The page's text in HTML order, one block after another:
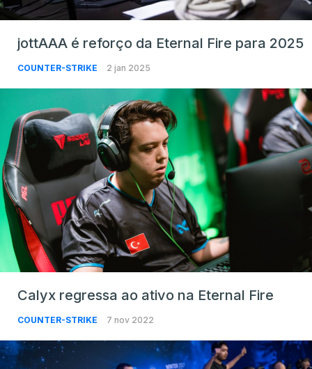
jottAAA é reforço da Eternal Fire para 2025
COUNTER-STRIKE 2 jan 2025
Calyx regressa ao ativo na Eternal Fire
COUNTER-STRIKE 7 nov 2022